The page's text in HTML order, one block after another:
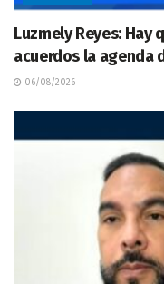
Luzmely Reyes: Hay
acuerdos la agenda
06/08/2026